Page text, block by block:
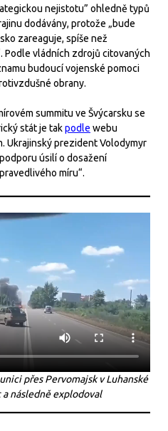
nejistotu” ohledně typů
dodávány, protože „bude
zareaguje, spíše než
Podle vládních zdrojů citovaných
budoucí vojenské pomoci
obrany.
summitu ve Švýcarsku se
stát je takpodle webu
Ukrajinský prezident Volodymyr
úsilí o dosažení
míru“.
přes Pervomajsk v Luhanské
následně explodoval